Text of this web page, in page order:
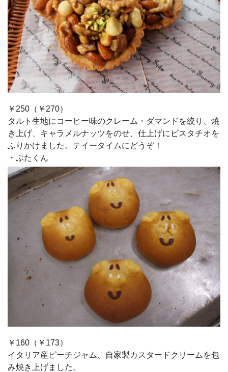
￥250（￥270）
タルト生地にコーヒー味のクレーム・ダマンドを絞り、焼
き上げ、キャラメルナッツをのせ、仕上げにピスタチオを
ふりかけました。テイータイムにどうぞ！
・ぶたくん
￥160（￥173）
イタリア産ピーチジャム、自家製カスタードクリームを包
み焼き上げました。